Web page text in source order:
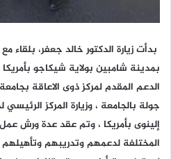
بدأت زيارة الدكتور خالد جعفر،
بمدينة شامبين بولاية شيكاجو
الدعم المقدم لمركز ذوى الاعاقة
جولة بالجامعة ، وزيارة المركز
إلينوى بأمريكا ، وتم عقد عدة ورش
المختلفة لدعمهم وتدريبهم وتأهيلهم